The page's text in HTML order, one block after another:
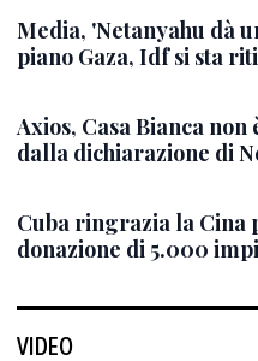
Media, 'Netanyahu dà
piano Gaza, Idf si sta
Axios, Casa Bianca
dalla dichiarazione di
Cuba ringrazia la Cina
donazione di 5.000
VIDEO